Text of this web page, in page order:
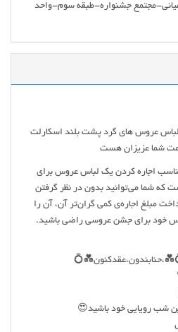
میانی-مجتمع جشنواره-طبقه سوم-واحد
لباس عروس های گرد پشت بلند اسکارلت
شما عزیزان هست
اجاره کردن یک لباس عروس برای
که شما می‌توانید بدون در نظر گرفتن
مبلغ اجاره‌ی کمی گران‌تر آن، آن را
خود برای جشن عروسی راضی باشید.
شب رویایی خود باشید😍